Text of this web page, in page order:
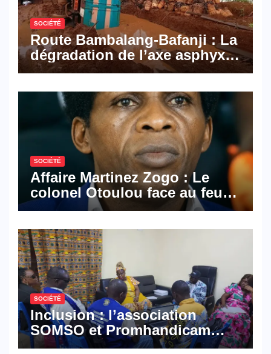
SOCIÉTÉ
Route Bambalang-Bafanji : La
dégradation de l’axe asphyxie
les activités économiques
SOCIÉTÉ
Affaire Martinez Zogo : Le
colonel Otoulou face au feu
croisé des avocats de la
SOCIÉTÉ
Inclusion : l’association
SOMSO et Promhandicam
militent en faveur d’une